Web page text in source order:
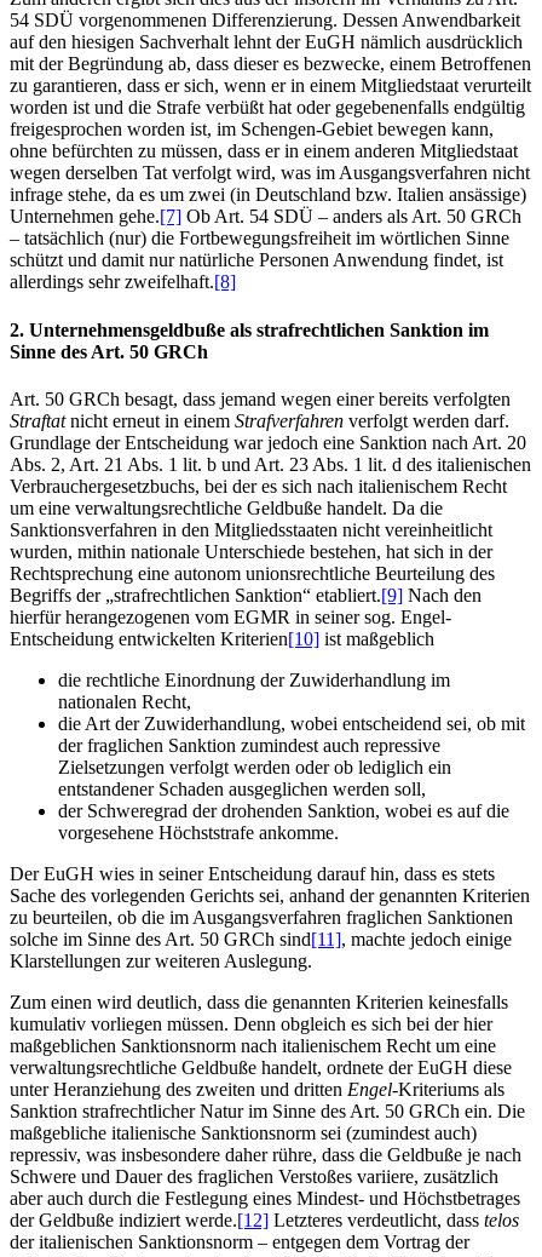
54 SDÜ vorgenommenen Differenzierung. Dessen Anwendbarkeit
auf den hiesigen Sachverhalt lehnt der EuGH nämlich ausdrücklich
mit der Begründung ab, dass dieser es bezwecke, einem Betroffenen
zu garantieren, dass er sich, wenn er in einem Mitgliedstaat verurteilt
worden ist und die Strafe verbüßt hat oder gegebenenfalls endgültig
freigesprochen worden ist, im Schengen-Gebiet bewegen kann,
ohne befürchten zu müssen, dass er in einem anderen Mitgliedstaat
wegen derselben Tat verfolgt wird, was im Ausgangsverfahren nicht
infrage stehe, da es um zwei (in Deutschland bzw. Italien ansässige)
Unternehmen gehe.[7] Ob Art. 54 SDÜ – anders als Art. 50 GRCh
– tatsächlich (nur) die Fortbewegungsfreiheit im wörtlichen Sinne
schützt und damit nur natürliche Personen Anwendung findet, ist
allerdings sehr zweifelhaft.[8]
2. Unternehmensgeldbuße als strafrechtlichen Sanktion im
Sinne des Art. 50 GRCh
Art. 50 GRCh besagt, dass jemand wegen einer bereits verfolgten
Straftatnicht erneut in einem Strafverfahren verfolgt werden darf.
Grundlage der Entscheidung war jedoch eine Sanktion nach Art. 20
Abs. 2, Art. 21 Abs. 1 lit. b und Art. 23 Abs. 1 lit. d des italienischen
Verbrauchergesetzbuchs, bei der es sich nach italienischem Recht
um eine verwaltungsrechtliche Geldbuße handelt. Da die
Sanktionsverfahren in den Mitgliedsstaaten nicht vereinheitlicht
wurden, mithin nationale Unterschiede bestehen, hat sich in der
Rechtsprechung eine autonom unionsrechtliche Beurteilung des
Begriffs der „strafrechtlichen Sanktion“ etabliert.[9] Nach den
hierfür herangezogenen vom EGMR in seiner sog. Engel-
Entscheidung entwickelten Kriterien[10] ist maßgeblich
die rechtliche Einordnung der Zuwiderhandlung im
nationalen Recht,
die Art der Zuwiderhandlung, wobei entscheidend sei, ob mit
der fraglichen Sanktion zumindest auch repressive
Zielsetzungen verfolgt werden oder ob lediglich ein
entstandener Schaden ausgeglichen werden soll,
der Schweregrad der drohenden Sanktion, wobei es auf die
vorgesehene Höchststrafe ankomme.
Der EuGH wies in seiner Entscheidung darauf hin, dass es stets
Sache des vorlegenden Gerichts sei, anhand der genannten Kriterien
zu beurteilen, ob die im Ausgangsverfahren fraglichen Sanktionen
solche im Sinne des Art. 50 GRCh sind[11], machte jedoch einige
Klarstellungen zur weiteren Auslegung.
Zum einen wird deutlich, dass die genannten Kriterien keinesfalls
kumulativ vorliegen müssen. Denn obgleich es sich bei der hier
maßgeblichen Sanktionsnorm nach italienischem Recht um eine
verwaltungsrechtliche Geldbuße handelt, ordnete der EuGH diese
unter Heranziehung des zweiten und dritten Engel-Kriteriums als
Sanktion strafrechtlicher Natur im Sinne des Art. 50 GRCh ein. Die
maßgebliche italienische Sanktionsnorm sei (zumindest auch)
repressiv, was insbesondere daher rühre, dass die Geldbuße je nach
Schwere und Dauer des fraglichen Verstoßes variiere, zusätzlich
aber auch durch die Festlegung eines Mindest- und Höchstbetrages
der Geldbuße indiziert werde.[12] Letzteres verdeutlicht, dass telos
der italienischen Sanktionsnorm – entgegen dem Vortrag der